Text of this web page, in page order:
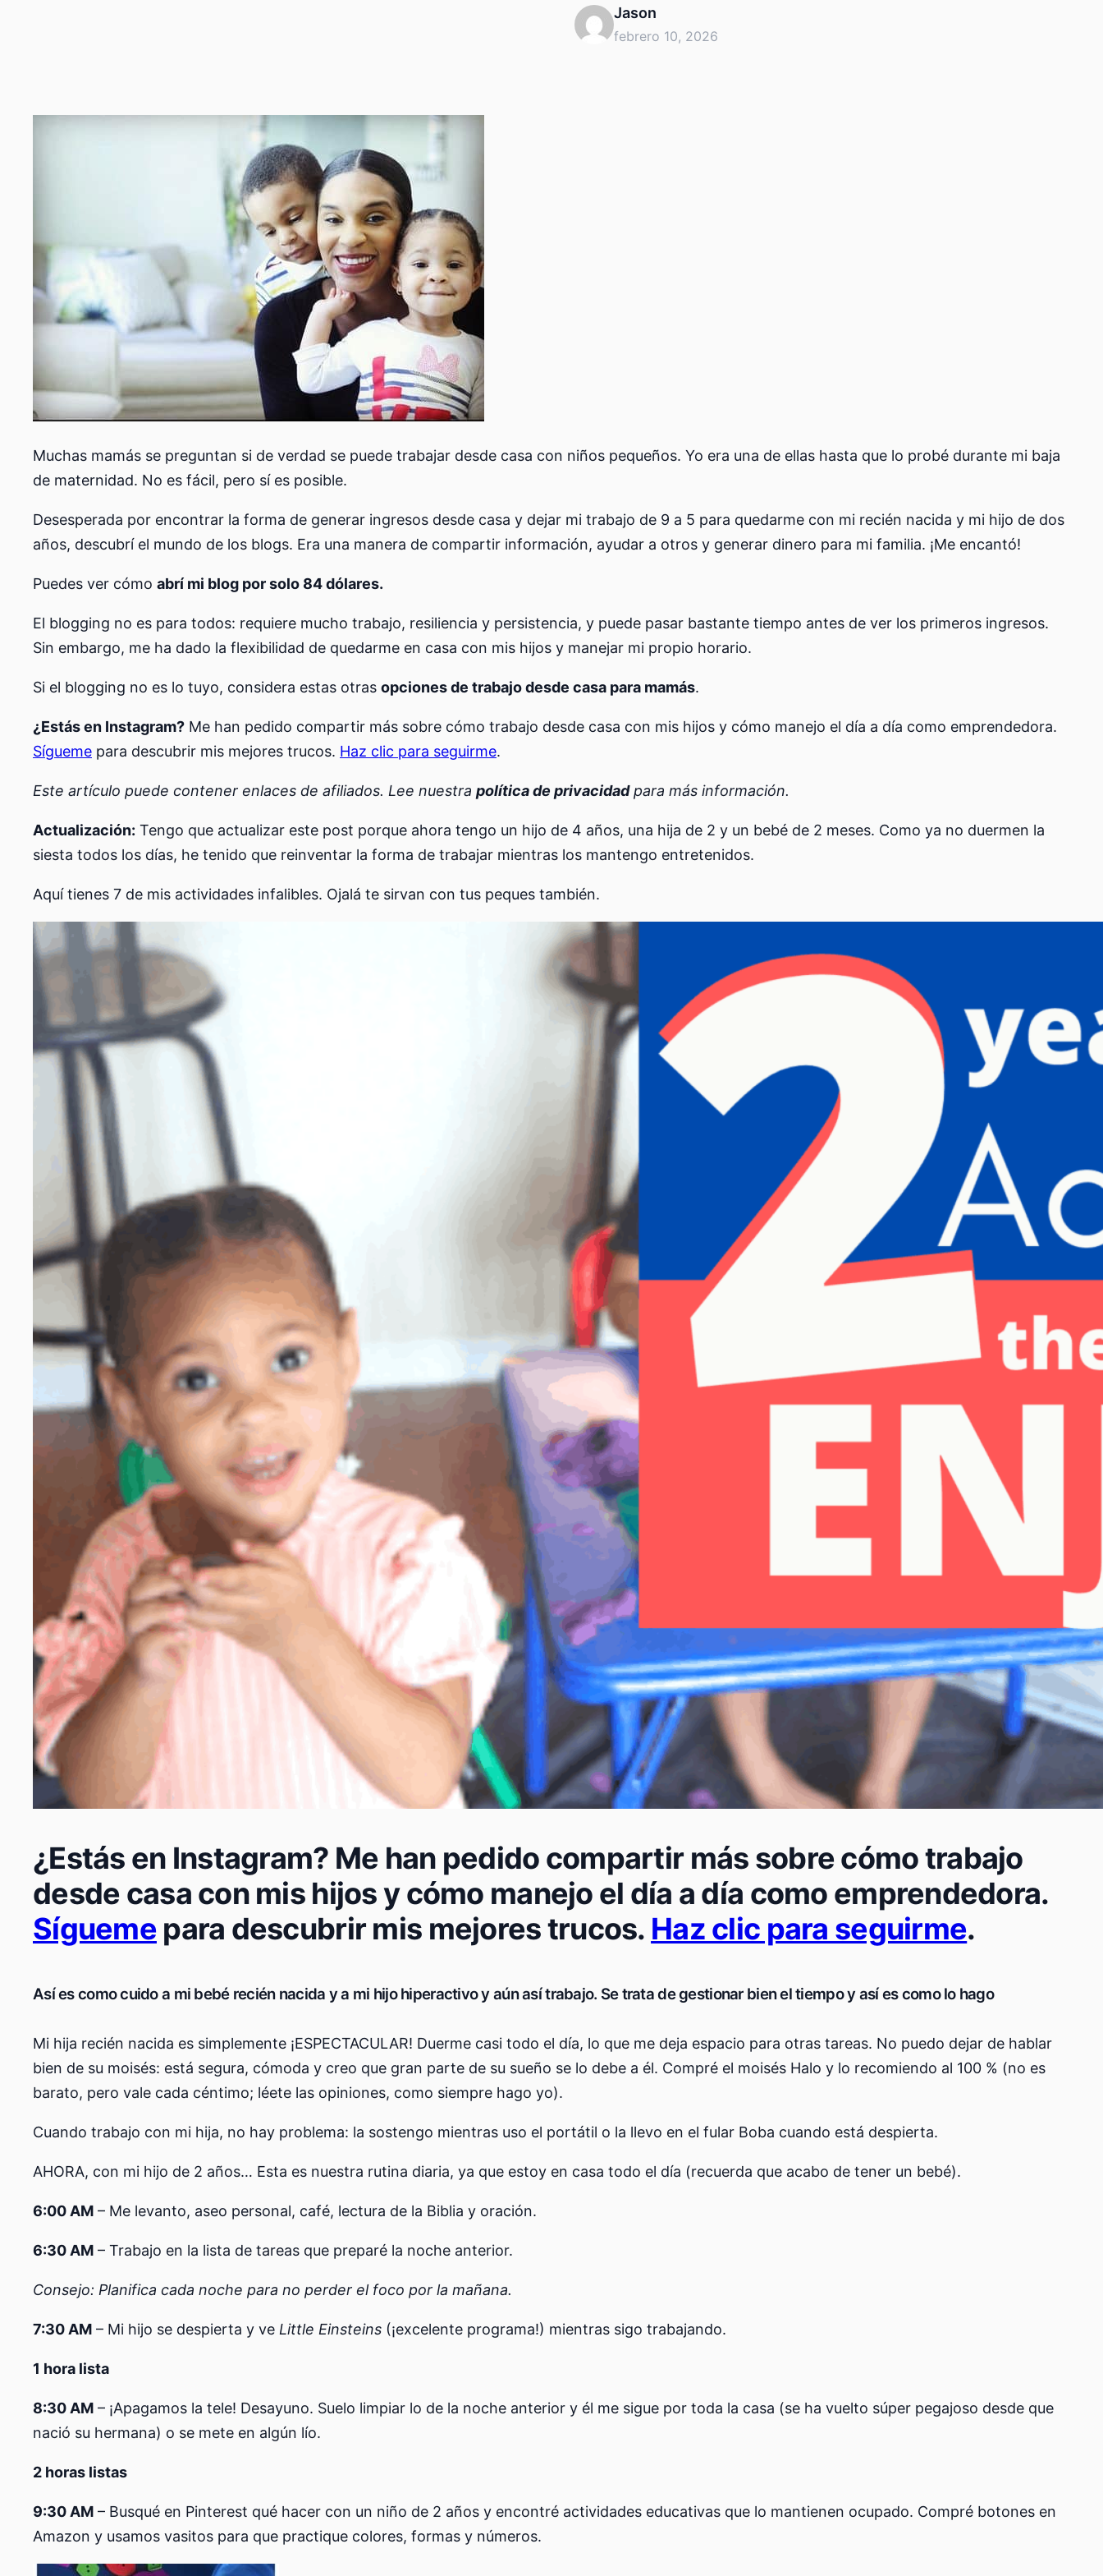
Jason
febrero 10, 2026
Muchas mamás se preguntan si de verdad se puede trabajar desde casa con niños pequeños. Yo era una de ellas hasta que lo probé durante mi baja
de maternidad. No es fácil, pero sí es posible.
Desesperada por encontrar la forma de generar ingresos desde casa y dejar mi trabajo de 9 a 5 para quedarme con mi recién nacida y mi hijo de dos
años, descubrí el mundo de los blogs. Era una manera de compartir información, ayudar a otros y generar dinero para mi familia. ¡Me encantó!
Puedes ver cómo abrí mi blog por solo 84 dólares.
El blogging no es para todos: requiere mucho trabajo, resiliencia y persistencia, y puede pasar bastante tiempo antes de ver los primeros ingresos.
Sin embargo, me ha dado la flexibilidad de quedarme en casa con mis hijos y manejar mi propio horario.
Si el blogging no es lo tuyo, considera estas otras opciones de trabajo desde casa para mamás.
¿Estás en Instagram? Me han pedido compartir más sobre cómo trabajo desde casa con mis hijos y cómo manejo el día a día como emprendedora.
Sígueme para descubrir mis mejores trucos. Haz clic para seguirme.
Este artículo puede contener enlaces de afiliados. Lee nuestra política de privacidadpara más información.
Actualización: Tengo que actualizar este post porque ahora tengo un hijo de 4 años, una hija de 2 y un bebé de 2 meses. Como ya no duermen la
siesta todos los días, he tenido que reinventar la forma de trabajar mientras los mantengo entretenidos.
Aquí tienes 7 de mis actividades infalibles. Ojalá te sirvan con tus peques también.
¿Estás en Instagram? Me han pedido compartir más sobre cómo trabajo
desde casa con mis hijos y cómo manejo el día a día como emprendedora.
Síguemepara descubrir mis mejores trucos. Haz clic para seguirme.
Así es como cuido a mi bebé recién nacida y a mi hijo hiperactivo y aún así trabajo. Se trata de gestionar bien el tiempo y así es como lo hago
Mi hija recién nacida es simplemente ¡ESPECTACULAR! Duerme casi todo el día, lo que me deja espacio para otras tareas. No puedo dejar de hablar
bien de su moisés: está segura, cómoda y creo que gran parte de su sueño se lo debe a él. Compré el moisés Halo y lo recomiendo al 100 % (no es
barato, pero vale cada céntimo; léete las opiniones, como siempre hago yo).
Cuando trabajo con mi hija, no hay problema: la sostengo mientras uso el portátil o la llevo en el fular Boba cuando está despierta.
AHORA, con mi hijo de 2 años… Esta es nuestra rutina diaria, ya que estoy en casa todo el día (recuerda que acabo de tener un bebé).
6:00 AM – Me levanto, aseo personal, café, lectura de la Biblia y oración.
6:30 AM – Trabajo en la lista de tareas que preparé la noche anterior.
Consejo: Planifica cada noche para no perder el foco por la mañana.
7:30 AM – Mi hijo se despierta y ve Little Einsteins (¡excelente programa!) mientras sigo trabajando.
1 hora lista
8:30 AM – ¡Apagamos la tele! Desayuno. Suelo limpiar lo de la noche anterior y él me sigue por toda la casa (se ha vuelto súper pegajoso desde que
nació su hermana) o se mete en algún lío.
2 horas listas
9:30 AM – Busqué en Pinterest qué hacer con un niño de 2 años y encontré actividades educativas que lo mantienen ocupado. Compré botones en
Amazon y usamos vasitos para que practique colores, formas y números.